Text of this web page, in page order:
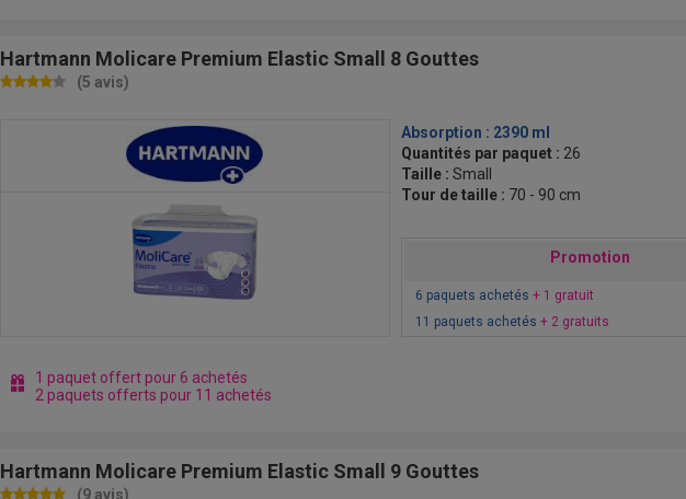
Hartmann Molicare Premium Elastic Small 8 Gouttes
(5 avis)
Absorption : 2390 ml
Quantités par paquet : 26
Taille : Small
Tour de taille : 70 - 90 cm
Promotion
6 paquets achetés + 1 gratuit
11 paquets achetés + 2 gratuits
1 paquet offert pour 6 achetés
2 paquets offerts pour 11 achetés
Hartmann Molicare Premium Elastic Small 9 Gouttes
(9 avis)